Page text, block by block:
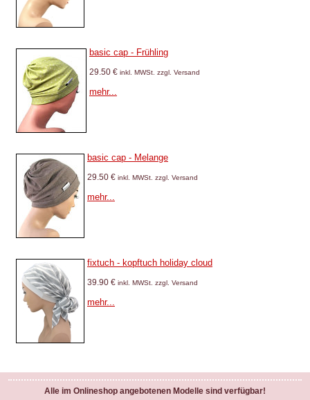
basic cap - Frühling
29.50 € inkl. MWSt. zzgl. Versand
mehr...
basic cap - Melange
29.50 € inkl. MWSt. zzgl. Versand
mehr...
fixtuch - kopftuch holiday cloud
39.90 € inkl. MWSt. zzgl. Versand
mehr...
Alle im Onlineshop angebotenen Modelle sind verfügbar!